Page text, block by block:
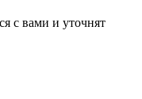
с вами и уточнят